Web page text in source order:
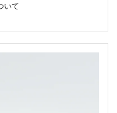
いて